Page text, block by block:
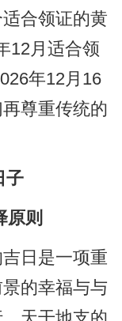
合领证的黄
12月适合领
年12月16
尊重传统的
子
原则
日是一项重
的幸福与与